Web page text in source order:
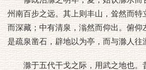
州南百步之远。其上则丰山，耸然而特
而深藏；中有清泉，滃然而仰出。俯仰
是疏泉凿石，辟地以为亭，而与滁人往
滁于五代干戈之际，用武之地也。